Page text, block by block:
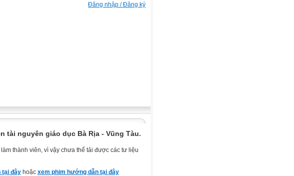
Đăng nhập / Đăng ký
tài nguyên giáo dục Bà Rịa - Vũng Tàu.
thành viên, vì vậy chưa thể tải được các tư liệu
tại đây hoặc xem phim hướng dẫn tại đây